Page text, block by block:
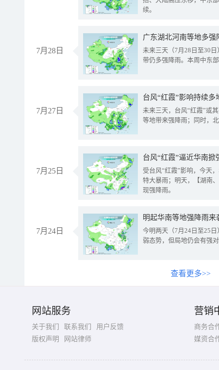
续。
7月28日
广东湖北河南等地多
未来三天（7月28日至30
带仍多强降雨。本周中东
7月27日
台风“红霞”影响持续
未来三天，台风“红霞”或
等地带来强降雨；同时，
7月25日
台风“红霞”逼近华南
受台风“红霞”影响，今天
特大暴雨；明天，【湖南
现强降雨。
7月24日
明起华南等地强降雨
今明两天（7月24日至25
弱态势，但局地仍会有强
查看更多>>
网站服务
关于我们 联系我们
用户反馈
版权声明
网站律师
营销
商务合
媒资合